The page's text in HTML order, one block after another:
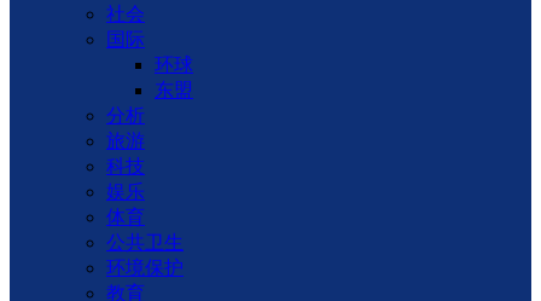
社会
国际
环球
东盟
分析
旅游
科技
娱乐
体育
公共卫生
环境保护
教育